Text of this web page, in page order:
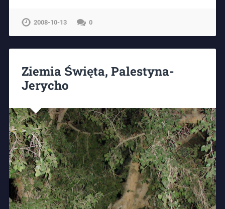
2008-10-13 0
Ziemia Święta, Palestyna-
Jerycho